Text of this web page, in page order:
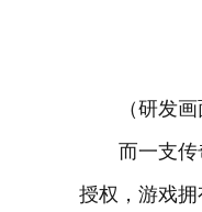
（研发
而一支
授权，游戏